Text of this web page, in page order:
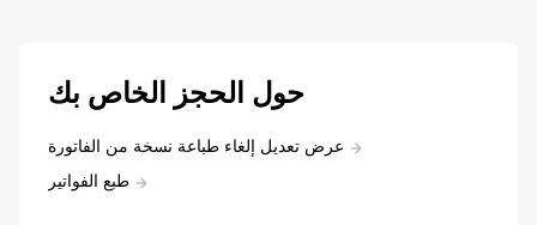
حول الحجز الخاص بك
عرض تعديل إلغاء طباعة نسخة من الفاتورة
طبع الفواتير